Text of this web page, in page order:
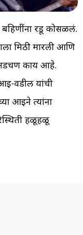
रडू कोसळलं.
मिठी मारली आणि
काय आहे.
वडील यांची
आईने त्यांना
हळूहळू